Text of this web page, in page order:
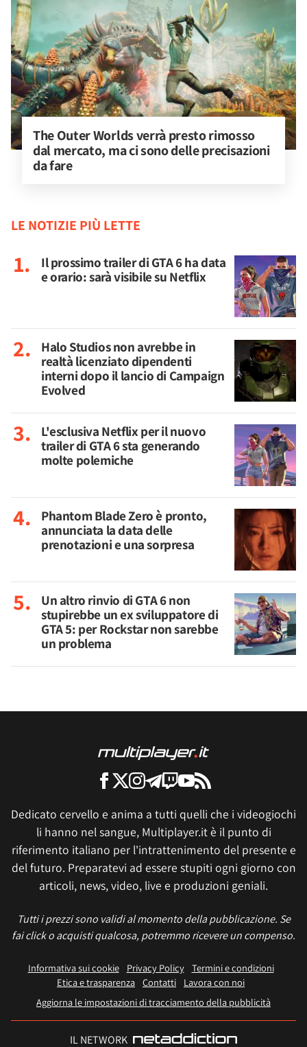
The Outer Worlds verrà presto rimosso
dal mercato, ma ci sono delle precisazioni
da fare
LE NOTIZIE PIÙ LETTE
Il prossimo trailer di GTA 6 ha data
e orario: sarà visibile su Netflix
Halo Studios non avrebbe in
realtà licenziato dipendenti
interni dopo il lancio di Campaign
Evolved
L'esclusiva Netflix per il nuovo
trailer di GTA 6 sta generando
molte polemiche
Phantom Blade Zero è pronto,
annunciata la data delle
prenotazioni e una sorpresa
Un altro rinvio di GTA 6 non
stupirebbe un ex sviluppatore di
GTA 5: per Rockstar non sarebbe
un problema
Dedicato cervello e anima a tutti quelli che i videogiochi
li hanno nel sangue, Multiplayer.it è il punto di
riferimento italiano per l'intrattenimento del presente e
del futuro. Preparatevi ad essere stupiti ogni giorno con
articoli, news, video, live e produzioni geniali.
Tutti i prezzi sono validi al momento della pubblicazione. Se
fai click o acquisti qualcosa, potremmo ricevere un compenso.
Informativa sui cookie Privacy Policy
Termini e condizioni
Etica e trasparenza Contatti
Lavora con noi
Aggiorna le impostazioni di tracciamento della pubblicità
IL NETWORK